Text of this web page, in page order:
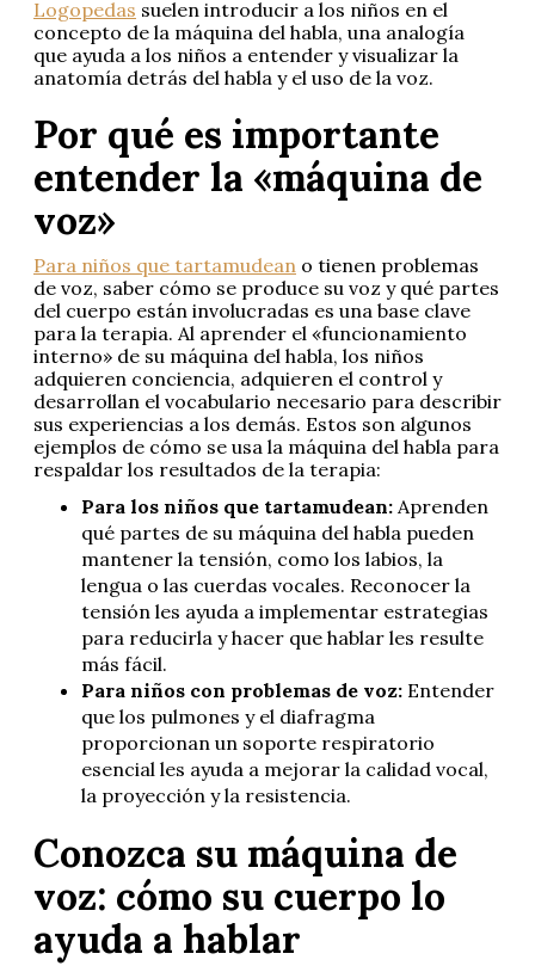
Logopedas suelen introducir a los niños en el
concepto de la máquina del habla, una analogía
que ayuda a los niños a entender y visualizar la
anatomía detrás del habla y el uso de la voz.
Por qué es importante
entender la «máquina de
voz»
Para niños que tartamudean o tienen problemas
de voz, saber cómo se produce su voz y qué partes
del cuerpo están involucradas es una base clave
para la terapia. Al aprender el «funcionamiento
interno» de su máquina del habla, los niños
adquieren conciencia, adquieren el control y
desarrollan el vocabulario necesario para describir
sus experiencias a los demás. Estos son algunos
ejemplos de cómo se usa la máquina del habla para
respaldar los resultados de la terapia:
Para los niños que tartamudean: Aprenden
qué partes de su máquina del habla pueden
mantener la tensión, como los labios, la
lengua o las cuerdas vocales. Reconocer la
tensión les ayuda a implementar estrategias
para reducirla y hacer que hablar les resulte
más fácil.
Para niños con problemas de voz: Entender
que los pulmones y el diafragma
proporcionan un soporte respiratorio
esencial les ayuda a mejorar la calidad vocal,
la proyección y la resistencia.
Conozca su máquina de
voz: cómo su cuerpo lo
ayuda a hablar